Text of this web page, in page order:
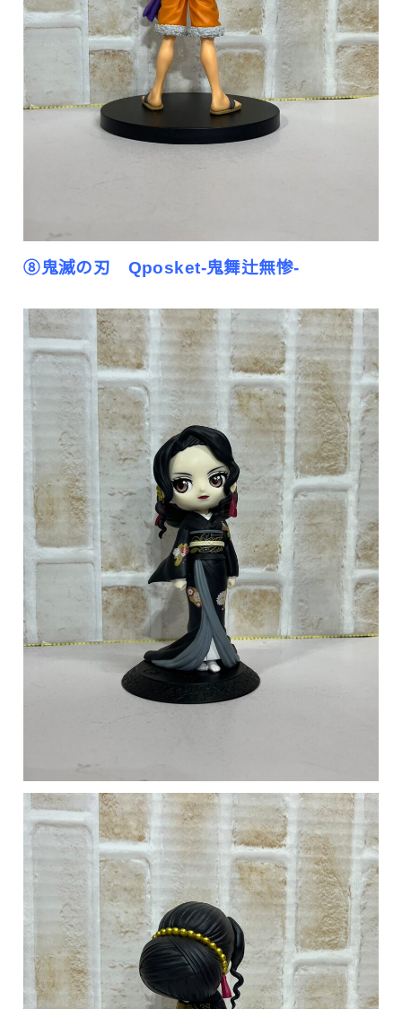
⑧鬼滅の刃 Qposket-鬼舞辻無惨-